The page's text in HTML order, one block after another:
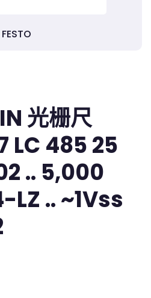
FESTO
光栅尺
LC 485 25
.. 5,000
LZ .. ~1Vss